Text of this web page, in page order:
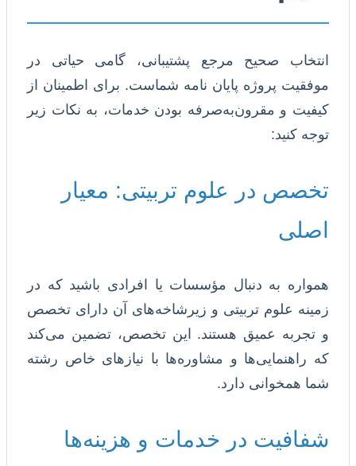
انتخاب صحیح مرجع پشتیبانی، گامی حیاتی در
موفقیت پروژه پایان نامه شماست. برای اطمینان از
کیفیت و مقرون‌به‌صرفه بودن خدمات، به نکات زیر
توجه کنید:
تخصص در علوم تربیتی: معیار
اصلی
همواره به دنبال مؤسسات یا افرادی باشید که در
زمینه علوم تربیتی و زیرشاخه‌های آن دارای تخصص
و تجربه عمیق هستند. این تخصص، تضمین می‌کند
که راهنمایی‌ها و مشاوره‌ها با نیازهای خاص رشته
شما همخوانی دارد.
شفافیت در خدمات و هزینه‌ها